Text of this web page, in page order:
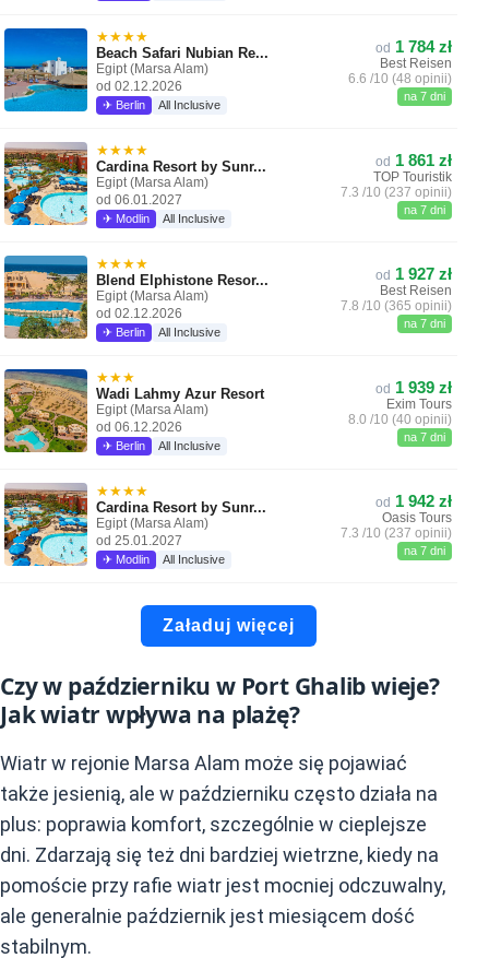
★★★★
Beach Safari Nubian Re...
Egipt (Marsa Alam)
od 02.12.2026
✈ Berlin All Inclusive
od 1 784 zł
Best Reisen
6.6 /10 (48 opinii)
na 7 dni
★★★★
Cardina Resort by Sunr...
Egipt (Marsa Alam)
od 06.01.2027
✈ Modlin All Inclusive
od 1 861 zł
TOP Touristik
7.3 /10 (237 opinii)
na 7 dni
★★★★
Blend Elphistone Resor...
Egipt (Marsa Alam)
od 02.12.2026
✈ Berlin All Inclusive
od 1 927 zł
Best Reisen
7.8 /10 (365 opinii)
na 7 dni
★★★
Wadi Lahmy Azur Resort
Egipt (Marsa Alam)
od 06.12.2026
✈ Berlin All Inclusive
od 1 939 zł
Exim Tours
8.0 /10 (40 opinii)
na 7 dni
★★★★
Cardina Resort by Sunr...
Egipt (Marsa Alam)
od 25.01.2027
✈ Modlin All Inclusive
od 1 942 zł
Oasis Tours
7.3 /10 (237 opinii)
na 7 dni
Załaduj więcej
Czy w październiku w Port Ghalib wieje?
Jak wiatr wpływa na plażę?
Wiatr w rejonie Marsa Alam może się pojawiać
także jesienią, ale w październiku często działa na
plus: poprawia komfort, szczególnie w cieplejsze
dni. Zdarzają się też dni bardziej wietrzne, kiedy na
pomoście przy rafie wiatr jest mocniej odczuwalny,
ale generalnie październik jest miesiącem dość
stabilnym.